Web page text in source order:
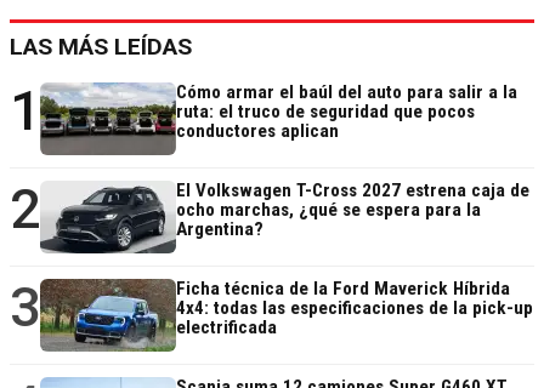
LAS MÁS LEÍDAS
1
Cómo armar el baúl del auto para salir a la
ruta: el truco de seguridad que pocos
conductores aplican
2
El Volkswagen T-Cross 2027 estrena caja de
ocho marchas, ¿qué se espera para la
Argentina?
3
Ficha técnica de la Ford Maverick Híbrida
4x4: todas las especificaciones de la pick-up
electrificada